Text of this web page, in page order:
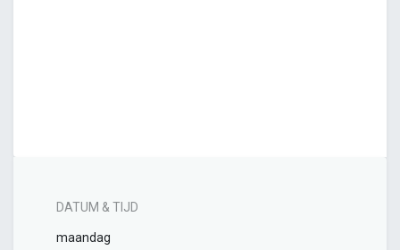
DATUM & TIJD
maandag